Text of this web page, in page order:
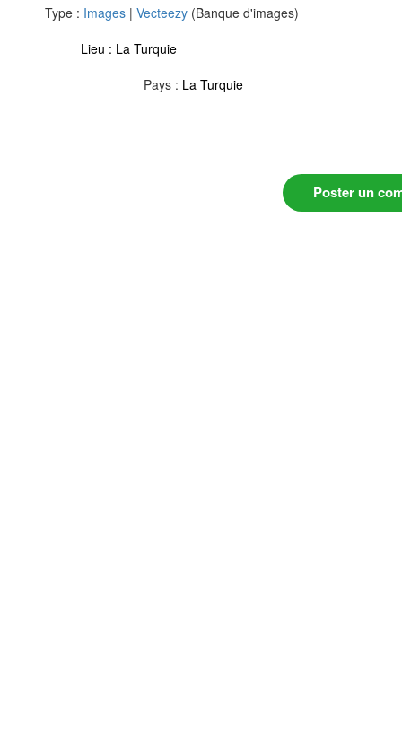
Type : Images | Vecteezy (Banque d'images)
Lieu : La Turquie
Pays : La Turquie
Poster un